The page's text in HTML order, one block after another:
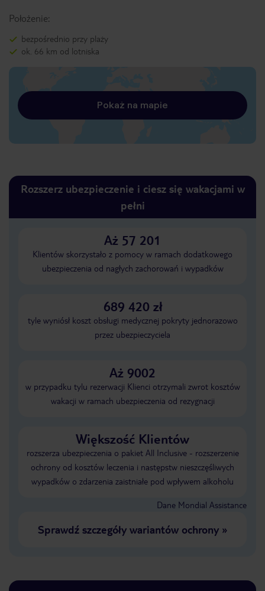
Położenie:
bezpośrednio przy plaży
ok. 66 km od lotniska
Pokaż na mapie
Rozszerz ubezpieczenie i ciesz się wakacjami w
pełni
Aż 57 201
Klientów skorzystało z pomocy w ramach dodatkowego
ubezpieczenia od nagłych zachorowań i wypadków
689 420 zł
tyle wyniósł koszt obsługi medycznej pokryty jednorazowo
przez ubezpieczyciela
Aż 9002
w przypadku tylu rezerwacji Klienci otrzymali zwrot kosztów
wakacji w ramach ubezpieczenia od rezygnacji
Większość Klientów
rozszerza ubezpieczenia o pakiet All Inclusive - rozszerzenie
ochrony od kosztów leczenia i następstw nieszczęśliwych
wypadków o zdarzenia zaistniałe pod wpływem alkoholu
Dane Mondial Assistance
Sprawdź szczegóły wariantów ochrony»